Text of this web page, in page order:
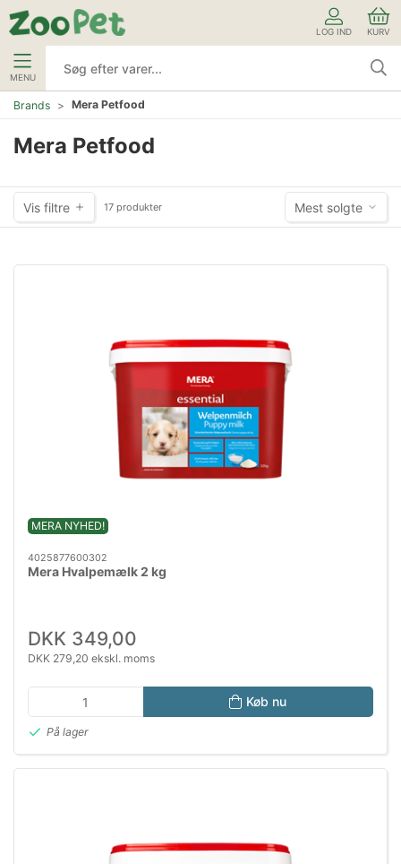
LOG IND KURV
MENU
Brands Mera Petfood
Mera Petfood
Vis filtre 17 produkter Mest solgte
MERA NYHED!
4025877600302
Mera Hvalpemælk 2 kg
DKK 349,00
DKK 279,20 ekskl. moms
Køb nu
På lager